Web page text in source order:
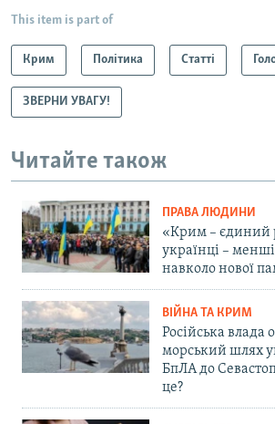
This item is part of
Крим Політика Статті
ЗВЕРНИ УВАГУ!
Читайте також
ПРАВА ЛЮДИНИ
«Крим – єдиний
українці –
навколо нової
ВІЙНА ТА КРИМ
Російська влада
морський шлях
БпЛА до
це?